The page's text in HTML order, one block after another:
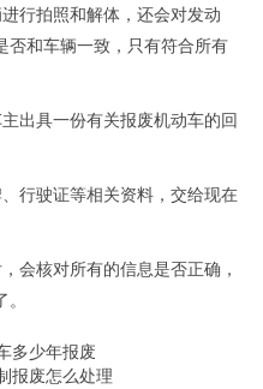
行拍照和解体，还会对发动
否和车辆一致，只有符合所有
具一份有关报废机动车的回
驶证等相关资料，交给现在
核对所有的信息是否正确，
多少年报废
报废怎么处理